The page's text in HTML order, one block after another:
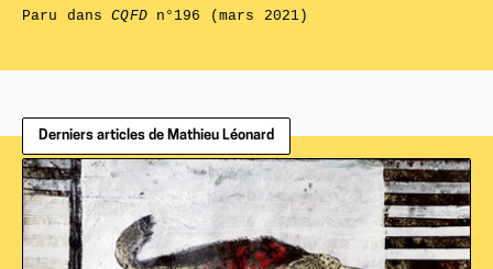
Paru dansCQFDn°196 (mars 2021)
Derniers articles de Mathieu Léonard